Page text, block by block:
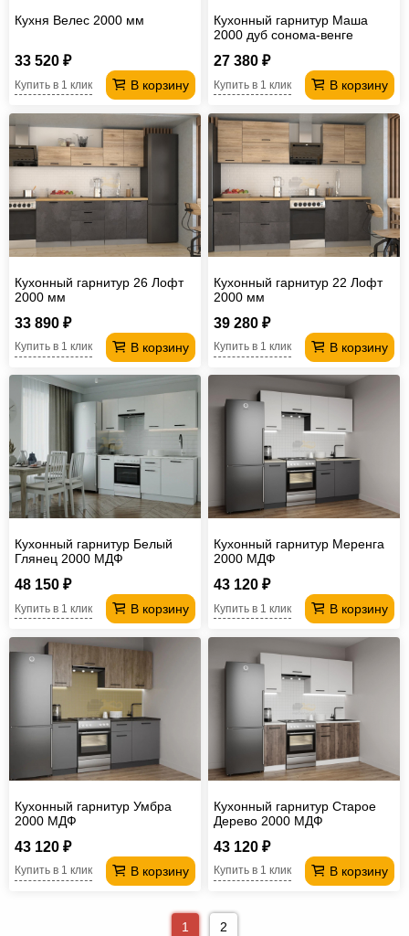
Кухня Велес 2000 мм
33 520 ₽
В корзину
Купить в 1 клик
Кухонный гарнитур Маша
2000 дуб сонома-венге
27 380 ₽
В корзину
Купить в 1 клик
Кухонный гарнитур 26 Лофт
2000 мм
33 890 ₽
В корзину
Купить в 1 клик
Кухонный гарнитур 22 Лофт
2000 мм
39 280 ₽
В корзину
Купить в 1 клик
Кухонный гарнитур Белый
Глянец 2000 МДФ
48 150 ₽
В корзину
Купить в 1 клик
Кухонный гарнитур Меренга
2000 МДФ
43 120 ₽
В корзину
Купить в 1 клик
Кухонный гарнитур Умбра
2000 МДФ
43 120 ₽
В корзину
Купить в 1 клик
Кухонный гарнитур Старое
Дерево 2000 МДФ
43 120 ₽
В корзину
Купить в 1 клик
1 2